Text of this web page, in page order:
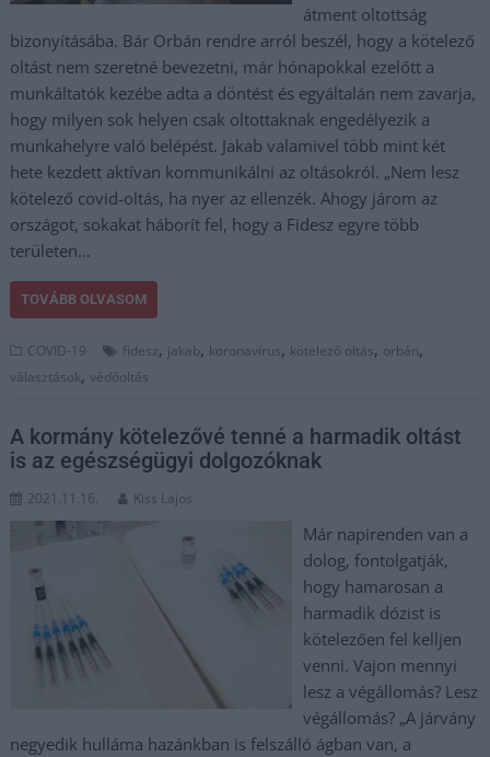
átment oltottság
bizonyításába. Bár Orbán rendre arról beszél, hogy a kötelező
oltást nem szeretné bevezetni, már hónapokkal ezelőtt a
munkáltatók kezébe adta a döntést és egyáltalán nem zavarja,
hogy milyen sok helyen csak oltottaknak engedélyezik a
munkahelyre való belépést. Jakab valamivel több mint két
hete kezdett aktívan kommunikálni az oltásokról. „Nem lesz
kötelező covid-oltás, ha nyer az ellenzék. Ahogy járom az
országot, sokakat háborít fel, hogy a Fidesz egyre több
területen…
TOVÁBB OLVASOM
COVID-19 fidesz, jakab, koronavírus, kötelező oltás, orbán,
választások,védőoltás
A kormány kötelezővé tenné a harmadik oltást
is az egészségügyi dolgozóknak
2021.11.16. Kiss Lajos
Már napirenden van a
dolog, fontolgatják,
hogy hamarosan a
harmadik dózist is
kötelezően fel kelljen
venni. Vajon mennyi
lesz a végállomás? Lesz
végállomás? „A járvány
negyedik hulláma hazánkban is felszálló ágban van, a